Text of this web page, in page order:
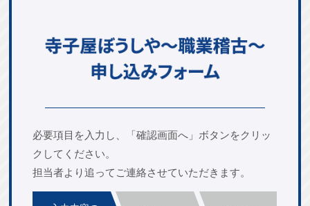
必要項目を入力し、「確認画面へ」ボタンをクリッ
ク してください。
担当者より追ってご連絡させていただきます。